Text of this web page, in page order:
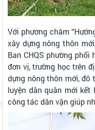
Với phương châm
xây dựng nông thôn
Ban CHQS phường
đơn vị, trường học trên
dựng nông thôn mới, đô
luyện dân quân mới kết
công tác dân vận giúp